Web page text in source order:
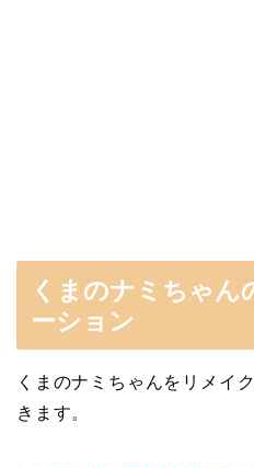
くまのナミちゃん
ーション
くまのナミちゃんをリメイク
きます。